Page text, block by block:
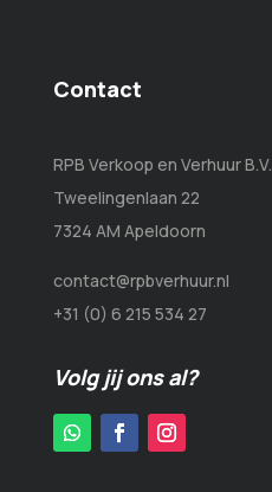
Contact
RPB Verkoop en Verhuur B.V.
Tweelingenlaan 22
7324 AM Apeldoorn
contact@rpbverhuur.nl
+31 (0) 6 215 534 27
Volg jij ons al?